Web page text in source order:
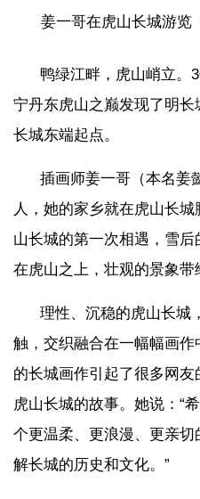
姜一哥在虎山长城游览（
鸭绿江畔，虎山峭立。
宁丹东虎山之巅发现了明
长城东端起点。
插画师姜一哥（本名姜
人，她的家乡就在虎山长
山长城的第一次相遇，雪
在虎山之上，壮观的景象带
理性、沉稳的虎山长城
触，交织融合在一幅幅画
的长城画作引起了很多网
虎山长城的故事。她说：“
个更温柔、更浪漫、更亲
解长城的历史和文化。”